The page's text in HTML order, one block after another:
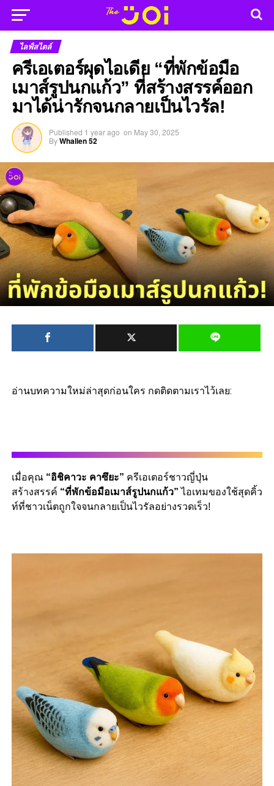
ไลฟ์สไตล์
ครีเอเตอร์ผุดไอเดีย “ที่พักข้อมือ
เมาส์รูปนกแก้ว” ที่สร้างสรรค์ออก
มาได้น่ารักจนกลายเป็นไวรัล!
Published 1 year ago on May 30, 2025
ByWhalien 52
อ่านบทความใหม่ล่าสุดก่อนใคร กดติดตามเราไว้เลย:
เมื่อคุณ “อิชิคาวะ คาซึยะ” ครีเอเตอร์ชาวญี่ปุ่น
สร้างสรรค์ “ที่พักข้อมือเมาส์รูปนกแก้ว” ไอเทมของใช้สุดคิ้ว
ท์ที่ชาวเน็ตถูกใจจนกลายเป็นไวรัลอย่างรวดเร็ว!